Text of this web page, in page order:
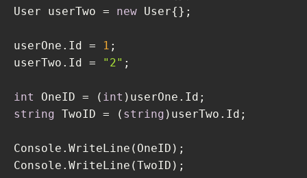
User userTwo = new User{};
userOne.Id = 1 ;
userTwo.Id =
"2" ;
int OneID = ( int
string TwoID = ( string )userTwo.Id;
Console.WriteLine(OneID);
Console.WriteLine(TwoID);